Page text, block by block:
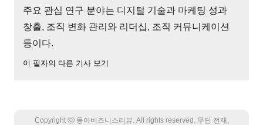
주요 관심 연구 분야는 디지털 기술과 마케팅 성과
창출, 조직 변화 관리와 리더십, 조직 커뮤니케이션
등이다.
이 필자의 다른 기사 보기
Copyright Ⓒ 동아비즈니스리뷰. All rights reserved. 무단 전재,